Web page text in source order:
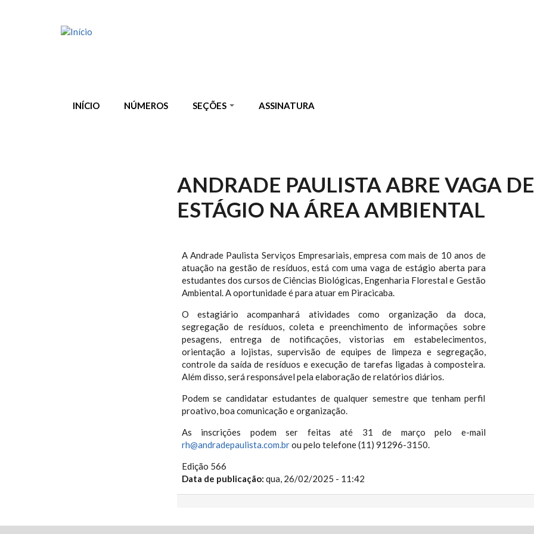
INÍCIO NÚMEROS SEÇÕES ASSINATURA
ANDRADE PAULISTA ABRE VAGA DE
ESTÁGIO NA ÁREA AMBIENTAL
A Andrade Paulista Serviços Empresariais, empresa com mais de 10 anos de
atuação na gestão de resíduos, está com uma vaga de estágio aberta para
estudantes dos cursos de Ciências Biológicas, Engenharia Florestal e Gestão
Ambiental. A oportunidade é para atuar em Piracicaba.
O estagiário acompanhará atividades como organização da doca,
segregação de resíduos, coleta e preenchimento de informações sobre
pesagens, entrega de notificações, vistorias em estabelecimentos,
orientação a lojistas, supervisão de equipes de limpeza e segregação,
controle da saída de resíduos e execução de tarefas ligadas à composteira.
Além disso, será responsável pela elaboração de relatórios diários.
Podem se candidatar estudantes de qualquer semestre que tenham perfil
proativo, boa comunicação e organização.
As inscrições podem ser feitas até 31 de março pelo e-mail
rh@andradepaulista.com.brou pelo telefone (11) 91296-3150.
Edição 566
Data de publicação: qua, 26/02/2025 - 11:42